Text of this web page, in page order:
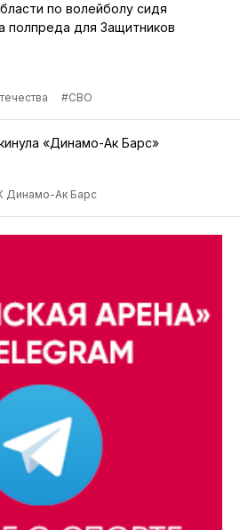
по волейболу сидя
полпреда для Защитников
#СВО
«Динамо-Ак Барс»
Динамо-Ак Барс